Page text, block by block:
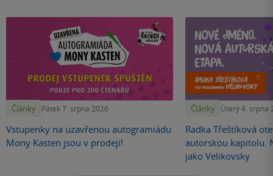
Články Pátek 7. srpna 2026
Vstupenky na uzavřenou autogramiádu
Mony Kasten jsou v prodeji!
Články Úterý 4. srpna
Radka Třeštíková
autorskou kapitolu.
jako Velikovsky